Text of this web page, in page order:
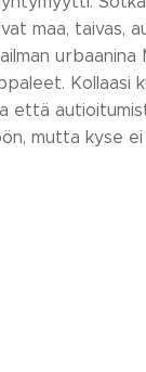
maa, taivas,
Kollaasi
että
mutta kyse ei